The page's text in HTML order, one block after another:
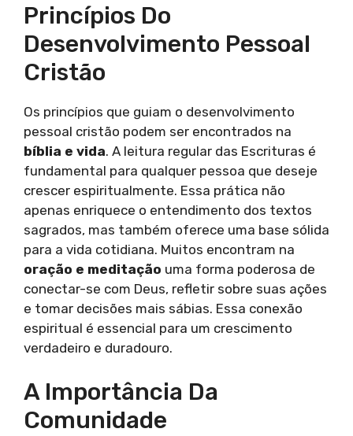
Princípios Do
Desenvolvimento Pessoal
Cristão
Os princípios que guiam o desenvolvimento
pessoal cristão podem ser encontrados na
bíblia e vida. A leitura regular das Escrituras é
fundamental para qualquer pessoa que deseje
crescer espiritualmente. Essa prática não
apenas enriquece o entendimento dos textos
sagrados, mas também oferece uma base sólida
para a vida cotidiana. Muitos encontram na
oração e meditação uma forma poderosa de
conectar-se com Deus, refletir sobre suas ações
e tomar decisões mais sábias. Essa conexão
espiritual é essencial para um crescimento
verdadeiro e duradouro.
A Importância Da
Comunidade